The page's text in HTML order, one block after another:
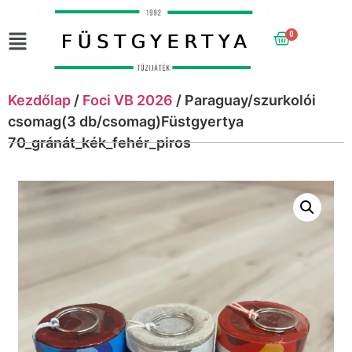
0
Kezdőlap / Foci VB 2026 / Paraguay/szurkolói
csomag(3 db/csomag)Füstgyertya
70_gránát_kék_fehér_piros